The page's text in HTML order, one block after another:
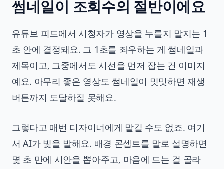
썸네일이 조회수의 절반이에요
유튜브 피드에서 시청자가 영상을 누를지 말지는 1
초 안에 결정돼요. 그 1초를 좌우하는 게 썸네일과
제목이고, 그중에서도 시선을 먼저 잡는 건 이미지
예요. 아무리 좋은 영상도 썸네일이 밋밋하면 재생
버튼까지 도달하질 못해요.
그렇다고 매번 디자이너에게 맡길 수도 없죠. 여기
서 AI가 빛을 발해요. 배경 콘셉트를 말로 설명하면
몇 초 만에 시안을 뽑아주고, 마음에 드는 걸 골라